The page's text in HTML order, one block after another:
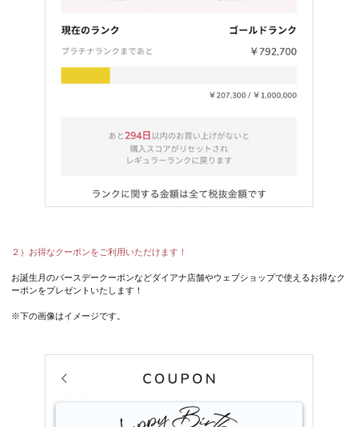
２）お得なクーポンをご利用いただけます！
お誕生月のバースデークーポンなどダイアナ店舗やウェブショップで使えるお得なク
ーポンをプレゼントいたします！
※下の画像はイメージです。